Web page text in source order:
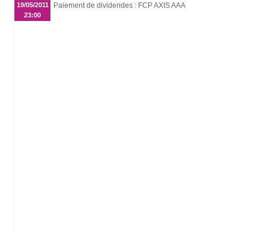
19/05/2011
23:00
Paiement de dividendes : FCP AXIS AAA